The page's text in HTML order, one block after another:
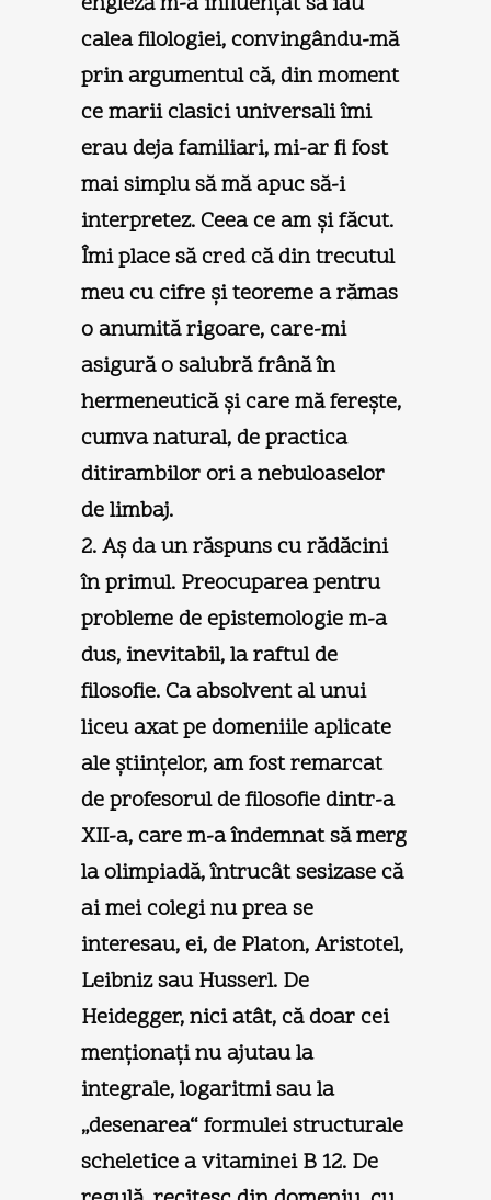
calea filologiei, convingându-mă
prin argumentul că, din moment
ce marii clasici universali îmi
erau deja familiari, mi-ar fi fost
mai simplu să mă apuc să-i
interpretez. Ceea ce am şi făcut.
Îmi place să cred că din trecutul
meu cu cifre şi teoreme a rămas
o anumită rigoare, care-mi
asigură o salubră frână în
hermeneutică şi care mă fereşte,
cumva natural, de practica
ditirambilor ori a nebuloaselor
de limbaj.
2. Aş da un răspuns cu rădăcini
în primul. Preocuparea pentru
probleme de epistemologie m-a
dus, inevitabil, la raftul de
filosofie. Ca absolvent al unui
liceu axat pe domeniile aplicate
ale ştiinţelor, am fost remarcat
de profesorul de filosofie dintr-a
XII-a, care m-a îndemnat să merg
la olimpiadă, întrucât sesizase că
ai mei colegi nu prea se
interesau, ei, de Platon, Aristotel,
Leibniz sau Husserl. De
Heidegger, nici atât, că doar cei
menţionaţi nu ajutau la
integrale, logaritmi sau la
„desenarea“ formulei structurale
scheletice a vitaminei B 12. De